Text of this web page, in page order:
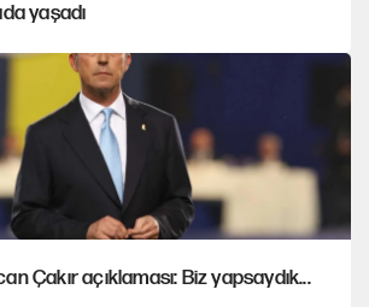
yaşadı
Çakır açıklaması: Biz yapsaydık...